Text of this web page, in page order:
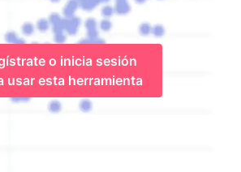
o inicia sesión
usar esta herramienta